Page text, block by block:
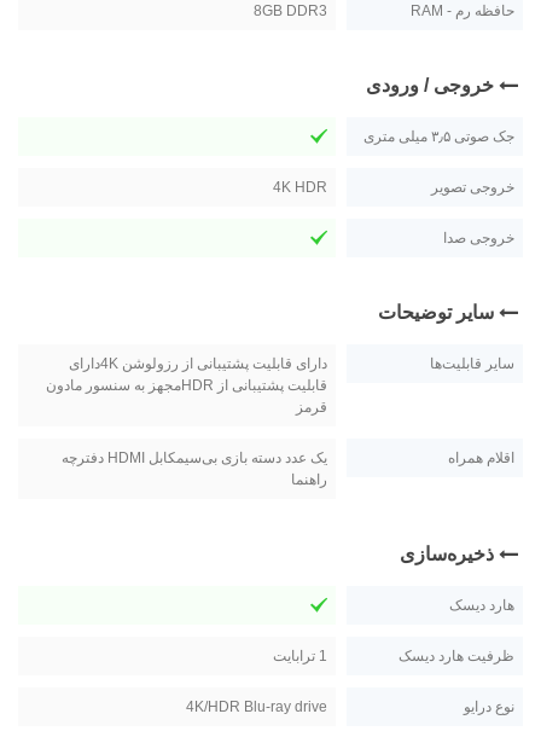
حافظه رم - RAM 8GB DDR3
خروجی / ورودی
جک صوتی ۳٫۵ میلی متری
خروجی تصویر 4K HDR
خروجی صدا
سایر توضیحات
سایر قابلیت‌ها
دارای قابلیت پشتیبانی از رزولوشن 4Kدارای
قابلیت پشتیبانی از HDRمجهز به سنسور مادون
قرمز
اقلام همراه
یک عدد دسته‌ بازی بی‌سیمکابل HDMI دفترچه
راهنما
ذخیره‌سازی
هارد دیسک
ظرفیت هارد دیسک 1 ترابايت
نوع درایو 4K/HDR Blu-ray drive